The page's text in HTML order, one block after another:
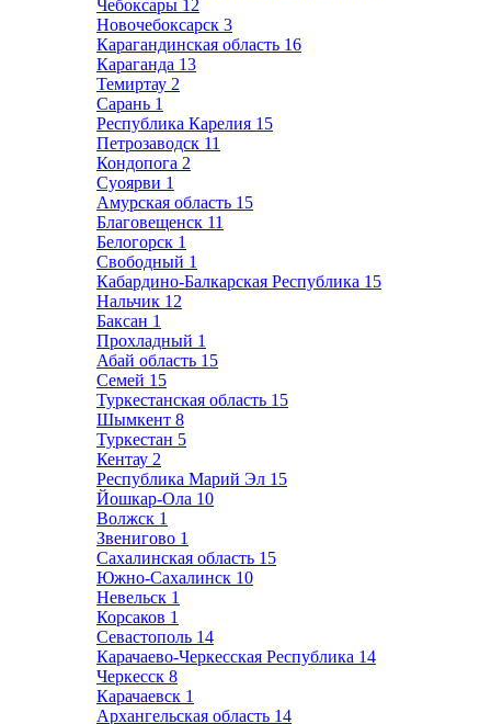
Чебоксары 12
Новочебоксарск 3
Карагандинская область 16
Караганда 13
Темиртау 2
Сарань 1
Республика Карелия 15
Петрозаводск 11
Кондопога 2
Суоярви 1
Амурская область 15
Благовещенск 11
Белогорск 1
Свободный 1
Кабардино-Балкарская Республика 15
Нальчик 12
Баксан 1
Прохладный 1
Абай область 15
Семей 15
Туркестанская область 15
Шымкент 8
Туркестан 5
Кентау 2
Республика Марий Эл 15
Йошкар-Ола 10
Волжск 1
Звенигово 1
Сахалинская область 15
Южно-Сахалинск 10
Невельск 1
Корсаков 1
Севастополь 14
Карачаево-Черкесская Республика 14
Черкесск 8
Карачаевск 1
Архангельская область 14